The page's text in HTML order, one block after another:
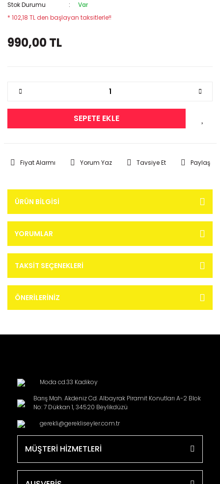
Stok Durumu
Var
* 102,18 TL den başlayan taksitlerle!!
990,00 TL
SEPETE EKLE
Fiyat Alarmı Yorum Yaz Tavsiye Et Paylaş
ÜRÜN BILGISI
YORUMLAR
TAKSIT SEÇENEKLERI
ÖNERILERINIZ
Moda cd.33 Kadikoy
Barış Mah. Akdeniz Cd. Albayrak Piramit Konutları A-2 Blok
No: 7 Dükkan 1, 34520 Beylikdüzü
gerekli@gerekliseyler.com.tr
MÜŞTERİ HİZMETLERİ